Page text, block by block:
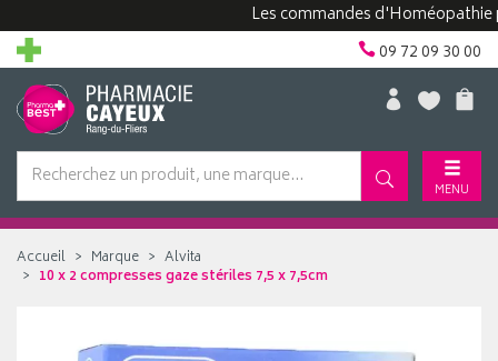
Les commandes d'Homéopathie
09 72 09 30 00
MENU
Accueil Marque
Alvita
10 x 2 compresses gaze stériles 7,5 x 7,5cm